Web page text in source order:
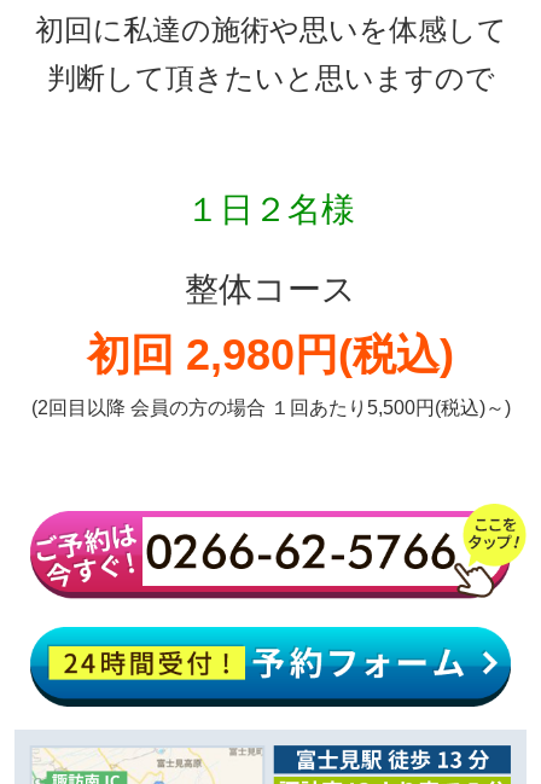
初回に私達の施術や思いを体感して
判断して頂きたいと思いますので
１日２名様
整体コース
初回 2,980円(税込)
(2回目以降 会員の方の場合 １回あたり5,500円(税込)～)